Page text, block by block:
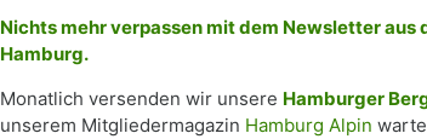
Nichts mehr verpassen mit dem Newsletter aus
Hamburg.
Monatlich versenden wir unsere Hamburger
unserem Mitgliedermagazin Hamburg Alpin